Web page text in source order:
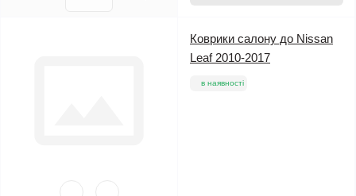
Коврики салону до Nissan
Leaf 2010-2017
в наявності